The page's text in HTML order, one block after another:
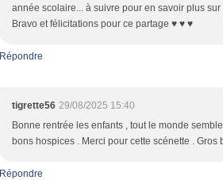
année scolaire... à suivre pour en savoir plus
Bravo et félicitations pour ce partage ♥ ♥ ♥
Répondre
tigrette56 29/08/2025 15:40
Bonne rentrée les enfants , tout le monde
bons hospices . Merci pour cette scénette . Gros
Répondre